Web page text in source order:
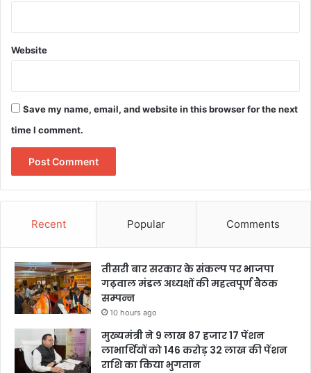
Website
Save my name, email, and website in this browser for the next
time I comment.
Recent Popular Comments
तीसरी बार सरकार के संकल्प पर भाजपा
गढ़वाल मंडल अध्यक्षों की महत्वपूर्ण बैठक
सम्पन्न
10 hours ago
मुख्यमंत्री ने 9 लाख 87 हजार 17 पेंशन
लाभार्थियों को 146 करोड़ 32 लाख की पेंशन
राशि का किया भुगतान